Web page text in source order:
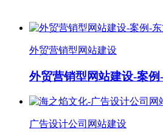
外贸营销型网站建设
外贸营销型网站建设-案
广告设计公司网站建设